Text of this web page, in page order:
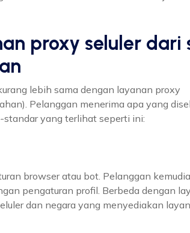
proxy seluler dari
lebih sama dengan layanan proxy
Pelanggan menerima apa yang
yang terlihat seperti ini:
browser atau bot. Pelanggan
pengaturan profil. Berbeda dengan
dan negara yang menyediakan